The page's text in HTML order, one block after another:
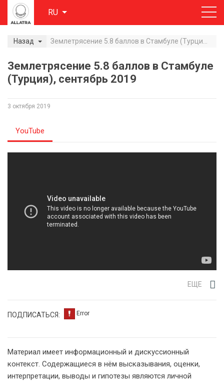
RU
Назад
Землетрясение 5.8 баллов в Стамбуле
(Турция), сентябрь 2019
3 октября 2019
YouTube
ЕЩЕ
ПОДПИСАТЬСЯ:
Материал имеет информационный и дискуссионный
контекст. Содержащиеся в нём высказывания, оценки,
интерпретации, выводы и гипотезы являются личной